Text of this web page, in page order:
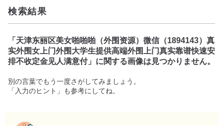
を
調
べ
よ
う
検索結果
「 天津东丽区美女啪啪啪（外围资源）微信（1894143）真
实外围女上门外围大学生提供高端外围上门真实靠谱快速安
排不收定金见人满意付」に関する画像は見つかりません。
別の言葉でもう一度さがしてみましょう。
「入力のヒント」も参考にしてね。